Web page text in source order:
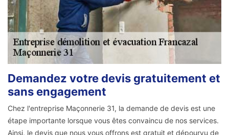
Demandez votre devis gratuitement et
sans engagement
Chez l'entreprise Maçonnerie 31, la demande de devis est une
étape importante lorsque vous êtes convaincu de nos services.
Ainsi, le devis que nous vous offrons est gratuit et dépourvu de